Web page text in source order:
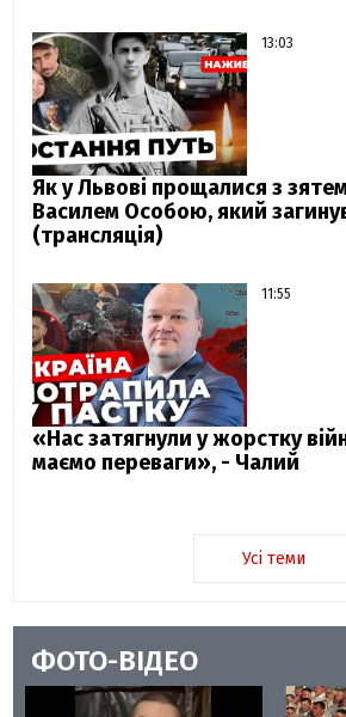
13:03
Як у Львові прощалися з
Василем Особою, який загинув
(трансляція)
11:55
«Нас затягнули у жорстку
маємо переваги», - Чалий
Усі теми
ФОТО-ВІДЕО